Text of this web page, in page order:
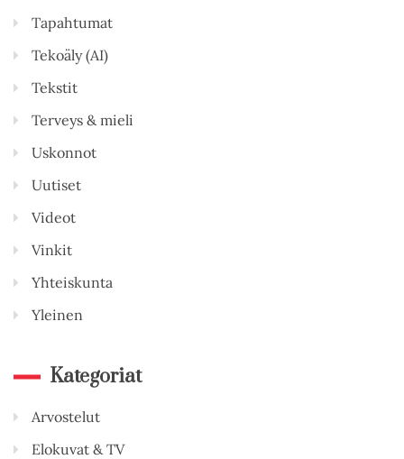
Tapahtumat
Tekoäly (AI)
Tekstit
Terveys & mieli
Uskonnot
Uutiset
Videot
Vinkit
Yhteiskunta
Yleinen
Kategoriat
Arvostelut
Elokuvat & TV